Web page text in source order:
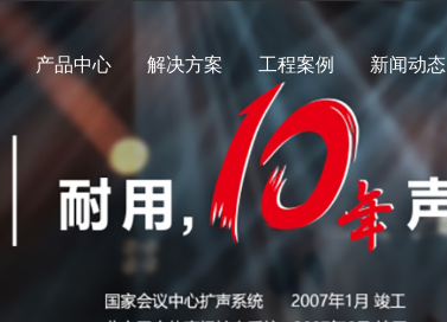
产品中心 解决方案 工程案例 新闻动态